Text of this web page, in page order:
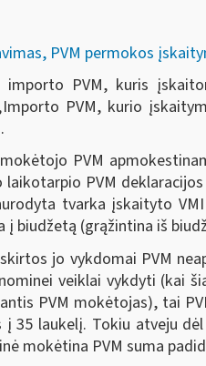
PVM permokos
PVM, kuris
PVM, kurio
PVM
PVM
tvarka įskaityto
biudžetą (grąžintina iš
jo vykdomai PVM
veiklai vykdyti (kai
PVM mokėtojas), tai
35 laukelį. Tokiu atveju
mokėtina PVM suma